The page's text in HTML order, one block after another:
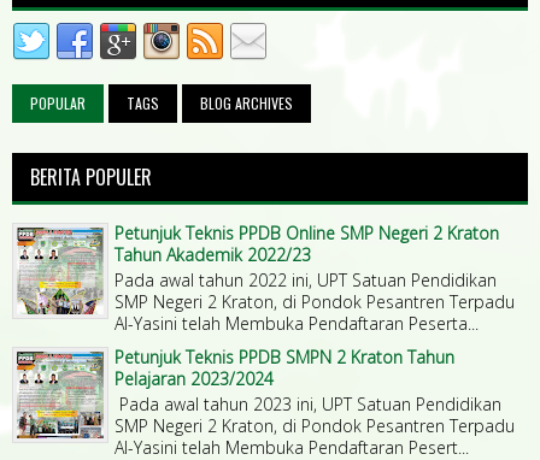
POPULAR TAGS BLOG ARCHIVES
BERITA POPULER
Petunjuk Teknis PPDB Online SMP Negeri 2 Kraton
Tahun Akademik 2022/23
Pada awal tahun 2022 ini, UPT Satuan Pendidikan
SMP Negeri 2 Kraton, di Pondok Pesantren Terpadu
Al-Yasini telah Membuka Pendaftaran Peserta...
Petunjuk Teknis PPDB SMPN 2 Kraton Tahun
Pelajaran 2023/2024
Pada awal tahun 2023 ini, UPT Satuan Pendidikan
SMP Negeri 2 Kraton, di Pondok Pesantren Terpadu
Al-Yasini telah Membuka Pendaftaran Pesert...